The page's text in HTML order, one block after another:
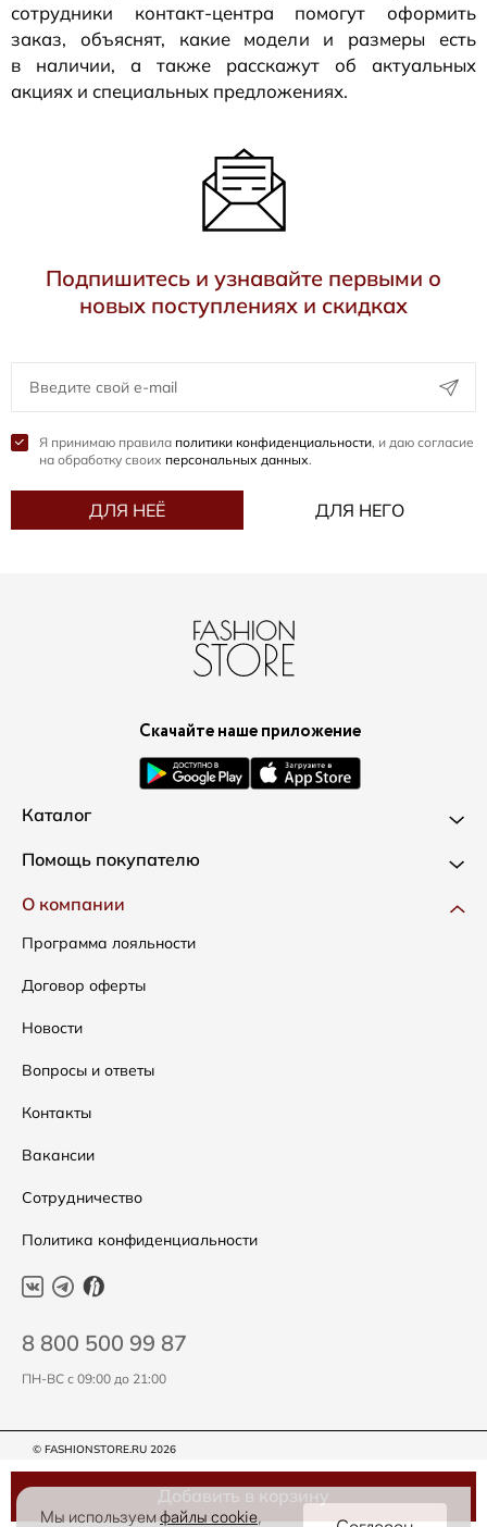
Добавить в корзину
сотрудники контакт-центра помогут оформить
заказ, объяснят, какие модели и размеры есть
в наличии, а также расскажут об актуальных
акциях и специальных предложениях.
Подпишитесь и узнавайте первыми о
новых поступлениях и скидках
Я принимаю правила политики конфиденциальности, и даю согласие
на обработку своих персональных данных.
ДЛЯ НЕЁ ДЛЯ НЕГО
Скачайте наше приложение
Каталог
Новинки
Одежда
Сумки
Аксессуары
Распродажа
Подарочные сертификаты
Помощь покупателю
Доставка и оплата
Как оформить заказ
Условия возвратов
Таблица размеров
Уход за одеждой
О компании
Программа лояльности
Договор оферты
Новости
Вопросы и ответы
Контакты
Вакансии
Сотрудничество
Политика конфиденциальности
8 800 500 99 87
ПН-ВС с 09:00 до 21:00
© FASHIONSTORE.RU 2026
Мы используемфайлы cookie